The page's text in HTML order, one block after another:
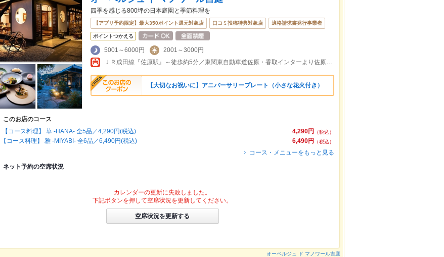
四季を感じる800坪の日本庭園と季節料理を
【アプリ予約限定】最大350ポイント還元対象店 口コミ投稿特典対象店 適格請求書発行事業者
ポイントつかえる
5001～6000円
2001～3000円
ＪＲ成田線『佐原駅』～徒歩約5分／東関東自動車道佐原・香取インターより佐原方面へ4km。諏訪神社、伊能忠敬銅像近く。
【大切なお祝いに】アニバーサリープレート（小さな花火付き）
このお店のコース
4,290円
（税込）
【コース料理】 華 -HANA- 全5品／4,290円(税込)
6,490円
（税込）
【コース料理】 雅 -MIYABI- 全6品／6,490円(税込)
コース・メニューをもっと見る
ネット予約の空席状況
カレンダーの更新に失敗しました。
下記ボタンを押して空席状況を更新してください。
空席状況を更新する
オーベルジュ ド マノワール吉庭